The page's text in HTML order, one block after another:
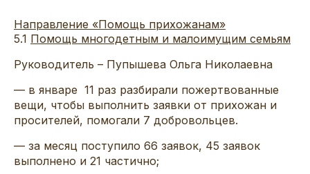
Направление «Помощь прихожанам»
5.1 Помощь многодетным и малоимущим семьям
Руководитель – Пупышева Ольга Николаевна
— в январе 11 раз разбирали пожертвованные
вещи, чтобы выполнить заявки от прихожан и
просителей, помогали 7 добровольцев.
— за месяц поступило 66 заявок, 45 заявок
выполнено и 21 частично;